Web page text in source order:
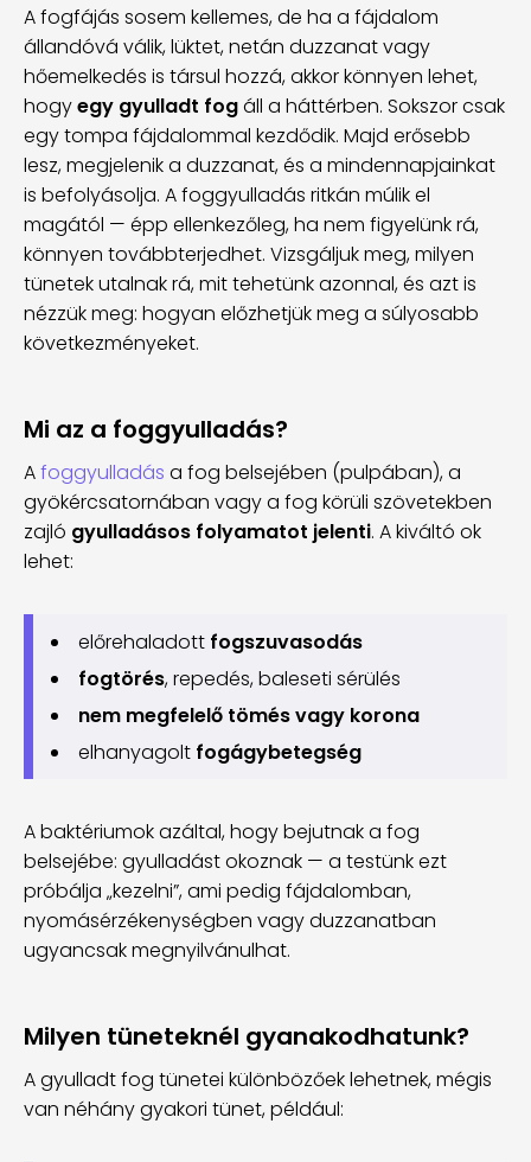
A fogfájás sosem kellemes, de ha a fájdalom
állandóvá válik, lüktet, netán duzzanat vagy
hőemelkedés is társul hozzá, akkor könnyen lehet,
hogyegy gyulladt fogáll a háttérben. Sokszor csak
egy tompa fájdalommal kezdődik. Majd erősebb
lesz, megjelenik a duzzanat, és a mindennapjainkat
is befolyásolja. A foggyulladás ritkán múlik el
magától — épp ellenkezőleg, ha nem figyelünk rá,
könnyen továbbterjedhet. Vizsgáljuk meg, milyen
tünetek utalnak rá, mit tehetünk azonnal, és azt is
nézzük meg: hogyan előzhetjük meg a súlyosabb
következményeket.
Mi az a foggyulladás?
Afoggyulladás a fog belsejében (pulpában), a
gyökércsatornában vagy a fog körüli szövetekben
zajló gyulladásos folyamatot jelenti. A kiváltó ok
lehet:
előrehaladott fogszuvasodás
fogtörés, repedés, baleseti sérülés
nem megfelelő tömés vagy korona
elhanyagolt fogágybetegség
A baktériumok azáltal, hogy bejutnak a fog
belsejébe: gyulladást okoznak — a testünk ezt
próbálja „kezelni”, ami pedig fájdalomban,
nyomásérzékenységben vagy duzzanatban
ugyancsak megnyilvánulhat.
Milyen tüneteknél gyanakodhatunk?
A gyulladt fog tünetei különbözőek lehetnek, mégis
van néhány gyakori tünet, például: